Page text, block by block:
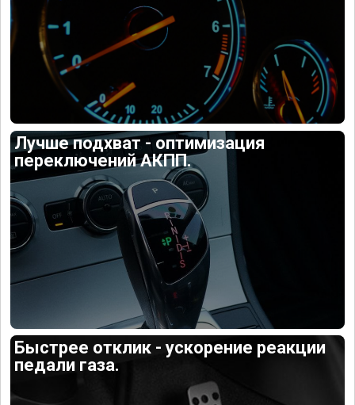
Лучше подхват - оптимизация
переключений АКПП.
Быстрее отклик - ускорение реакции
педали газа.